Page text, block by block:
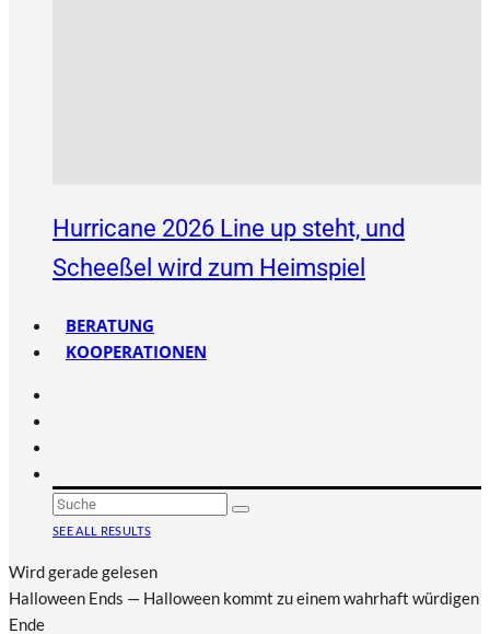
Hurricane 2026 Line up steht, und
Scheeßel wird zum Heimspiel
BERATUNG
KOOPERATIONEN
SEE ALL RESULTS
Wird gerade gelesen
Halloween Ends — Halloween kommt zu einem wahrhaft würdigen
Ende